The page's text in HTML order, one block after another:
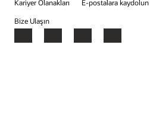
Kariyer Olanakları
E-postalara kaydolun
Bize Ulaşın
Facebook
X LinkedInYouTube